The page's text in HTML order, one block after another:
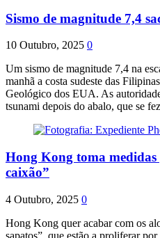
Sismo de magnitude 7,4
10 Outubro, 2025 0
Um sismo de magnitude 7,4 na
manhã a costa sudeste das
Geológico dos EUA. As
tsunami depois do abalo, que se
Hong Kong toma
caixão”
4 Outubro, 2025 0
Hong Kong quer acabar com os
sapatos”, que estão a proliferar